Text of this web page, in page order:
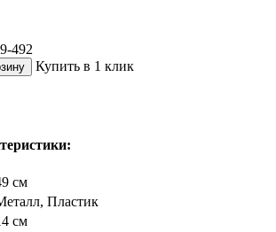
492
Купить в 1 клик
см
Пластик
см